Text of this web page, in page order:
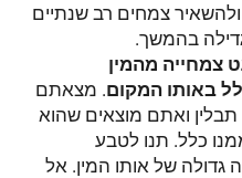
צמחים רב שנתיים
בהמשך.
צמחייה מהמין
באותו המקום. מצאתם
ואתם מוצאים שהוא
כלל. תנו לטבע
גדולה של אותו המין. אל